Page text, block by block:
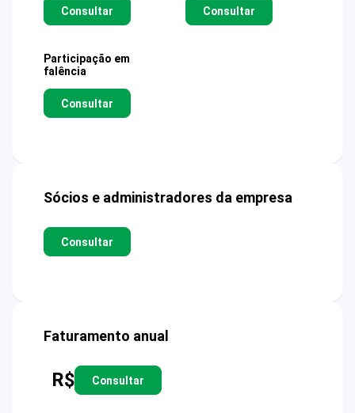
Consultar Consultar
Participação em
falência
Consultar
Sócios e administradores da empresa
Consultar
Faturamento anual
R$ Consultar